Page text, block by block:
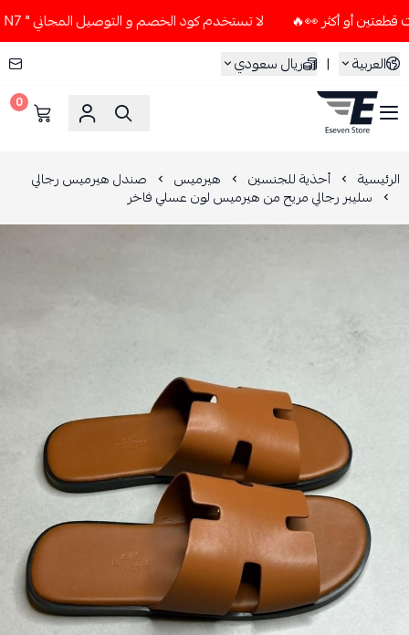
لا تستخدم كود الخصم و التوصيل المجاني " N7 " إلا إذا طلبت قطعتين أو أكثر 👀🔥
العربية
| ريال سعودي
ESEVEN STORE
0
الرئيسية أحذية للجنسين هيرميس صندل هيرميس رجالي
سليبر رجالي مريح من هيرميس لون عسلي فاخر